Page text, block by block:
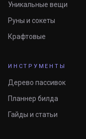
Уникальные вещи
Руны и сокеты
Крафтовые
ИНСТРУМЕНТЫ
Дерево пассивок
Планнер билда
Гайды и статьи